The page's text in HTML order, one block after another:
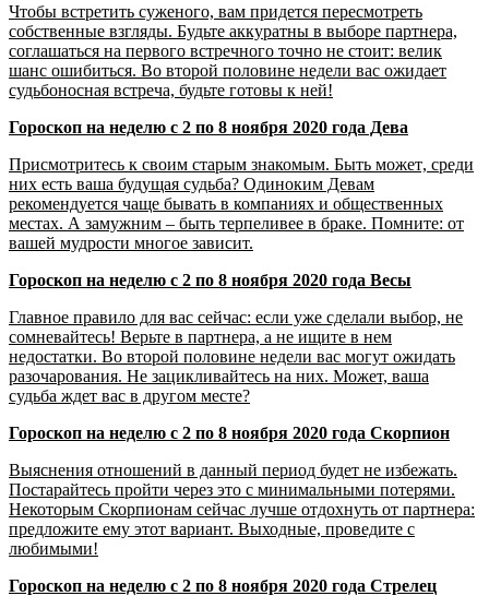
Чтобы встретить суженого, вам придется пересмотреть
собственные взгляды. Будьте аккуратны в выборе партнера,
соглашаться на первого встречного точно не стоит: велик
шанс ошибиться. Во второй половине недели вас ожидает
судьбоносная встреча, будьте готовы к ней!
Гороскоп на неделю с 2 по 8 ноября 2020 года Дева
Присмотритесь к своим старым знакомым. Быть может, среди
них есть ваша будущая судьба? Одиноким Девам
рекомендуется чаще бывать в компаниях и общественных
местах. А замужним – быть терпеливее в браке. Помните: от
вашей мудрости многое зависит.
Гороскоп на неделю с 2 по 8 ноября 2020 года Весы
Главное правило для вас сейчас: если уже сделали выбор, не
сомневайтесь! Верьте в партнера, а не ищите в нем
недостатки. Во второй половине недели вас могут ожидать
разочарования. Не зацикливайтесь на них. Может, ваша
судьба ждет вас в другом месте?
Гороскоп на неделю с 2 по 8 ноября 2020 года Скорпион
Выяснения отношений в данный период будет не избежать.
Постарайтесь пройти через это с минимальными потерями.
Некоторым Скорпионам сейчас лучше отдохнуть от партнера:
предложите ему этот вариант. Выходные, проведите с
любимыми!
Гороскоп на неделю с 2 по 8 ноября 2020 года Стрелец